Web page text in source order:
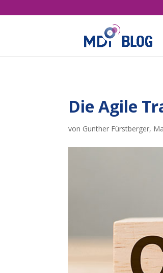
Die Agile
von Gunther Fürstberger,